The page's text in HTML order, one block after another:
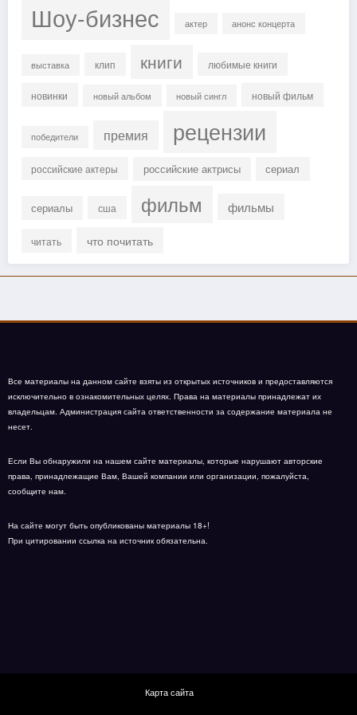
Шоу-бизнес актер анонс концерта
выставка клип книги любимые книги
новинки новый альбом новый сингл новый фильм
победители премия рецензии
российские актеры российские актрисы сериал
сериалы сша фильм фильмы
читать что почитать
Все материалы на данном сайте взяты из открытых источников и предоставляются
исключительно в ознакомительных целях. Права на материалы принадлежат их
владельцам. Администрация сайта ответственности за содержание материала не
несет.
Если Вы обнаружили на нашем сайте материалы, которые нарушают авторские
права, принадлежащие Вам, Вашей компании или организации, пожалуйста,
сообщите нам.
На сайте могут быть опубликованы материалы 18+!
При цитировании ссылка на источник обязательна.
Карта сайта